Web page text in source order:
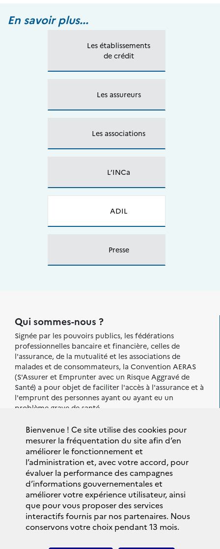
Bienvenue ! Ce site utilise des cookies pour
mesurer la fréquentation du site afin d’en
améliorer le fonctionnement et
l’administration et, avec votre accord, pour
évaluer la performance des campagnes
d’informations gouvernementales et
améliorer votre expérience utilisateur, ainsi
que pour vous proposer des services
interactifs fournis par nos partenaires. Nous
conservons votre choix pendant 13 mois.
En savoir plus...
Les établissements
de crédit
Les assureurs
Les associations
L’INCa
ADIL
Presse
Qui sommes-nous ?
Signée par les pouvoirs publics, les fédérations
professionnelles bancaire et financière, celles de
l'assurance, de la mutualité et les associations de
malades et de consommateurs, la Convention AERAS
(S'Assurer et Emprunter avec un Risque Aggravé de
Santé) a pour objet de faciliter l'accès à l'assurance et à
l'emprunt des personnes ayant ou ayant eu un
problème grave de santé.
Sont également signataires de la
Convention AERAS :
Accessibilité : Partiellement conforme